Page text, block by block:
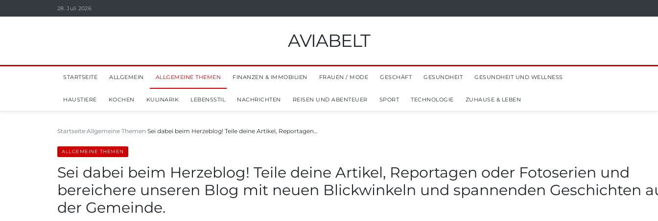
28. Juli 2026
AVIABELT
STARTSEITE ALLGEMEIN ALLGEMEINE THEMEN FINANZEN & IMMOBILIEN FRAUEN / MODE GESCHÄFT GESUNDHEIT GESUNDHEIT UND WELLNESS
HAUSTIERE KOCHEN KULINARIK LEBENSSTIL NACHRICHTEN REISEN UND ABENTEUER SPORT TECHNOLOGIE ZUHAUSE & LEBEN
Startseite Allgemeine Themen Sei dabei beim Herzeblog! Teile deine Artikel, Reportagen…
ALLGEMEINE THEMEN
Sei dabei beim Herzeblog! Teile deine Artikel, Reportagen oder Fotoserien und
bereichere unseren Blog mit neuen Blickwinkeln und spannenden Geschichten
der Gemeinde.